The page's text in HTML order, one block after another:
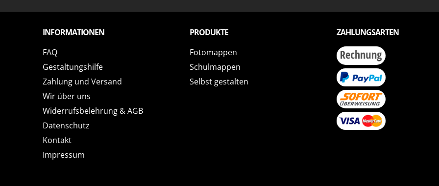
INFORMATIONEN
FAQ
Gestaltungshilfe
Zahlung und Versand
Wir über uns
Widerrufsbelehrung & AGB
Datenschutz
Kontakt
Impressum
PRODUKTE
Fotomappen
Schulmappen
Selbst gestalten
ZAHLUNGSARTEN